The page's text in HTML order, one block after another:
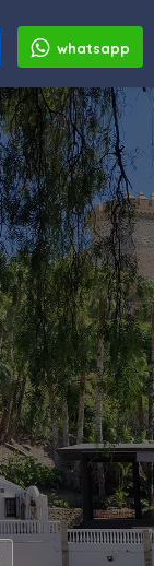
whatsapp